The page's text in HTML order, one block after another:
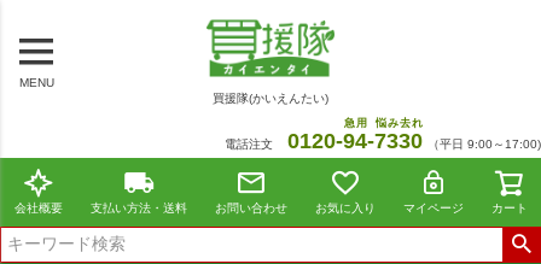
MENU
買援隊(かいえんたい)
電話注文 0120-94
急用
-7330
悩み去れ
（平日 9:00～17:00)
会社概要 支払い方法・送料 お問い合わせ お気に入り マイページ カート